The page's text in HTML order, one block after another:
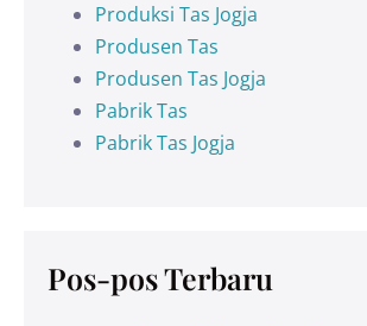
Produksi Tas Jogja
Produsen Tas
Produsen Tas Jogja
Pabrik Tas
Pabrik Tas Jogja
Pos-pos Terbaru